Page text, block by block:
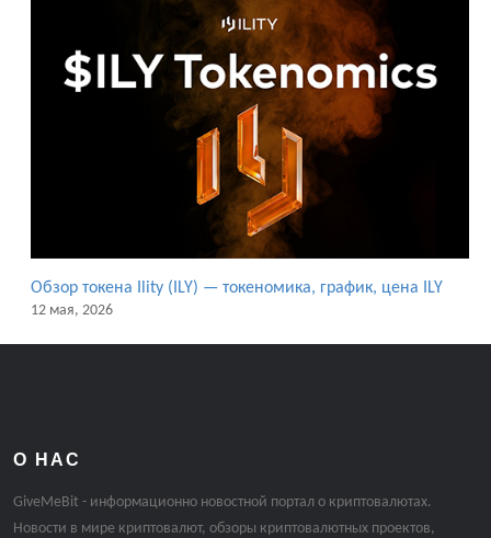
Обзор токена Ility (ILY) — токеномика, график, цена ILY
12 мая, 2026
О НАС
GiveMeBit - информационно новостной портал о криптовалютах.
Новости в мире криптовалют, обзоры криптовалютных проектов,